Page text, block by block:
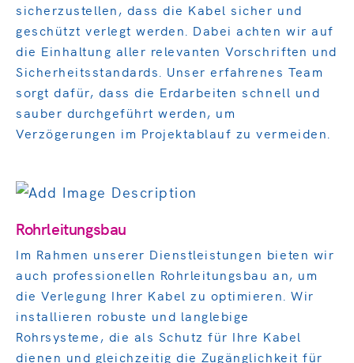
Ihrem Experten für
professionelle Netzbau-
Lösungen!
LEISTUNGEN
sicherzustellen, dass die Kabel sicher und
geschützt verlegt werden. Dabei achten wir auf
die Einhaltung aller relevanten Vorschriften und
Sicherheitsstandards. Unser erfahrenes Team
sorgt dafür, dass die Erdarbeiten schnell und
sauber durchgeführt werden, um
Verzögerungen im Projektablauf zu vermeiden.
Rohrleitungsbau
Im Rahmen unserer Dienstleistungen bieten wir
auch professionellen Rohrleitungsbau an, um
die Verlegung Ihrer Kabel zu optimieren. Wir
installieren robuste und langlebige
Rohrsysteme, die als Schutz für Ihre Kabel
dienen und gleichzeitig die Zugänglichkeit für